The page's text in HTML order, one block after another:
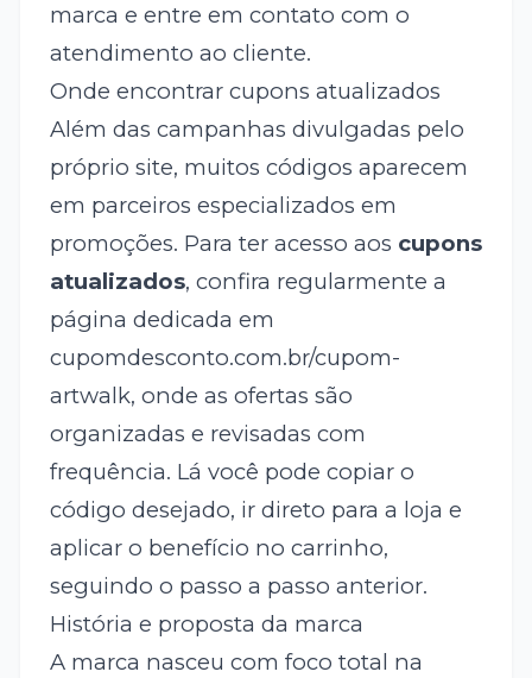
marca e entre em contato com o
atendimento ao cliente.
Onde encontrar cupons atualizados
Além das campanhas divulgadas pelo
próprio site, muitos códigos aparecem
em parceiros especializados em
promoções. Para ter acesso aos cupons
atualizados, confira regularmente a
página dedicada em
cupomdesconto.com.br/cupom-
artwalk, onde as ofertas são
organizadas e revisadas com
frequência. Lá você pode copiar o
código desejado, ir direto para a loja e
aplicar o benefício no carrinho,
seguindo o passo a passo anterior.
História e proposta da marca
A marca nasceu com foco total na